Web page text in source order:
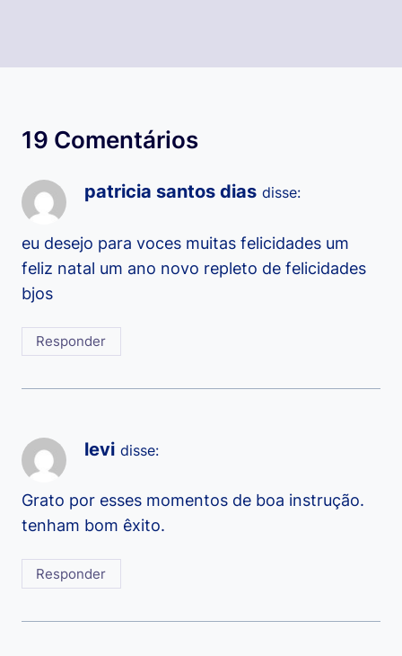
19 Comentários
patricia santos dias disse:
eu desejo para voces muitas felicidades um
feliz natal um ano novo repleto de felicidades
bjos
Responder
levi disse:
Grato por esses momentos de boa instrução.
tenham bom êxito.
Responder